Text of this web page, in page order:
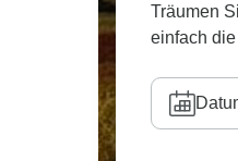
Träumen
einfach